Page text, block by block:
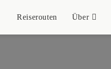
Rei­se­rou­ten Über